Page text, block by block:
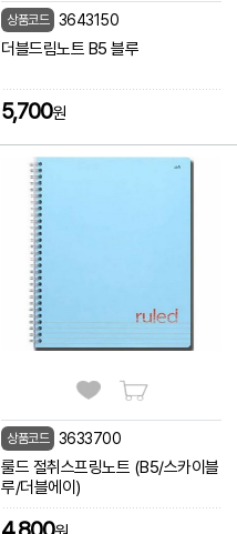
상품코드 3643150
더블드림노트 B5 블루
5,700원
상품코드 3633700
룰드 절취스프링노트 (B5/스카이블
루/더블에이)